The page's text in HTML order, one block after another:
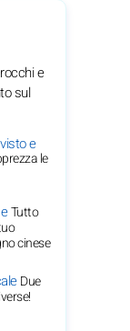
e
sul
e
le
Tutto
cinese
Due